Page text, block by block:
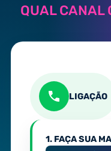
QUAL CANAL
LIGAÇÃO
1. FAÇA SUA